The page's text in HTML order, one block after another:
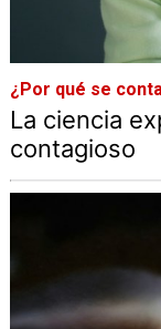
¿Por qué se
La ciencia
contagioso